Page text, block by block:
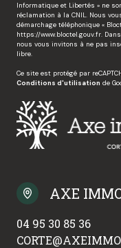
Informatique et Libertés » ne
réclamation à la CNIL. Nous
démarchage téléphonique «
https://www.bloctel.gouv.fr.
nous vous invitons à ne pas
libre.
Ce site est protégé par
Conditions d'utilisation de
AXE
04 95 30 85 36